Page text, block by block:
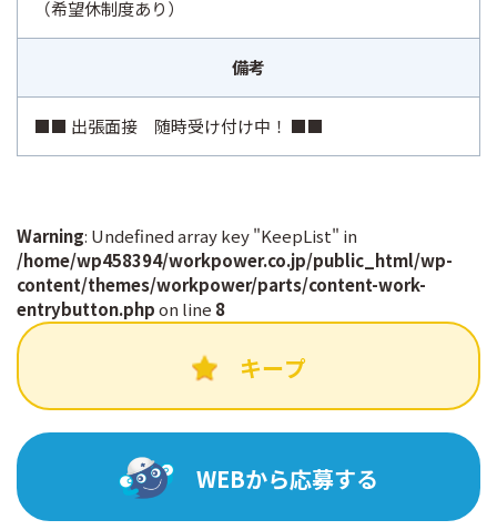
（希望休制度あり）
備考
■■ 出張面接 随時受け付け中！ ■■
Warning: Undefined array key "KeepList" in
/home/wp458394/workpower.co.jp/public_html/wp-
content/themes/workpower/parts/content-work-
entrybutton.phpon line 8
キープ
WEBから応募する